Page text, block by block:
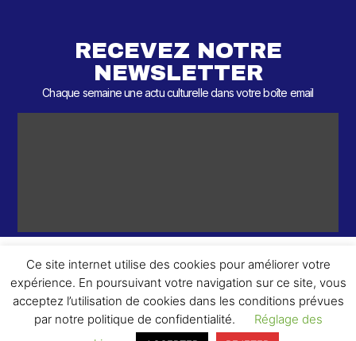
RECEVEZ NOTRE
NEWSLETTER
Chaque semaine une actu culturelle dans votre boîte email
© 2026 – 2 ème Round – Tous droits réservés.
Ce site internet utilise des cookies pour améliorer votre
expérience. En poursuivant votre navigation sur ce site, vous
acceptez l’utilisation de cookies dans les conditions prévues
par notre politique de confidentialité.
Réglage des